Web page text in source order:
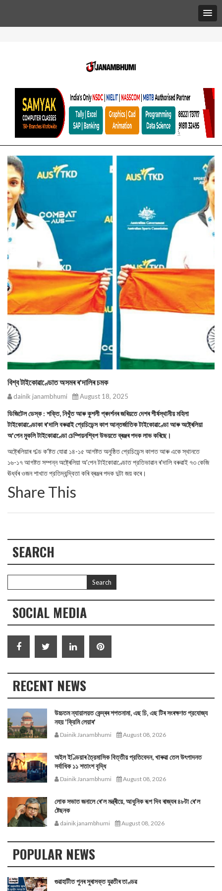
বিশ্ব টাইকোৱাণ্ডোত অসমৰ ৰ'দালিৰ চমক
dainik janambhumi August 18, 2025
ডিজিটেল ডেস্ক : শক্তি, নিখুঁত আৰু কুশলী প্ৰদৰ্শনৰ জৰিয়তে দেশৰ শীর্ষস্থানীয় মহিলা
টাইকোৱাণ্ডোকা ৰ'দালি বৰুৱাই প্রেচিডেন্স কাপ আন্তর্জাতিক টাইকোৱাণ্ডো আৰু অষ্ট্ৰেলিয়া
অ'পেন মুকলি টাইকোৱাণ্ডো চেম্পিয়নশ্বিপ উভয়তে ব্ৰঞ্জৰ পদক লাভ কৰিছে।
অষ্ট্ৰেলিয়াৰ গ'ল্ড ক'ষ্টত যোৱা ১৪-১৫ আগষ্টত অনুষ্ঠিত প্রেচিডেন্স কাপত আৰু একে স্থানতে
১৬-১৭ আগষ্টত সম্পন্ন অষ্ট্ৰেলিয়া অ'পেন টাইকোৱাণ্ডোত প্রতিভাৱান ৰ'দালি বৰুৱাই ৭৩ কেজি
ঊৰ্ধ্বৰ ওজন শাখাত প্রতিদ্বন্দ্বিতা কৰি ব্ৰঞ্জৰ পদক দুটা জয় কৰে।
Share This
SEARCH
SOCIAL MEDIA
RECENT NEWS
উচ্চতম ন্যায়ালয়ত কেন্দ্ৰৰ শপতনামা, এছ চি, এছ টিৰ সংৰক্ষণত প্রযোজ্য
নহয় 'ক্রিমি লেয়াৰ'
Dainik Janambhumi August 08, 2026
অইল ইণ্ডিয়াৰ ত্রৈমাসিক বিত্তীয় প্রতিবেদন, খাৰুৱা তেল উৎপাদনত
সর্বাধিক ১১ শতাংশ বৃদ্ধি
Dainik Janambhumi August 08, 2026
লোক সভাত জনালে ৰে'ল মন্ত্ৰীয়ে, আধুনিক ৰূপ দিব ৰাজ্যৰ ৪৮টা ৰে'ল
ষ্টেছনক
dainik janambhumi August 08, 2026
POPULAR NEWS
গুৱাহাটীত পুনৰ সুৰাসক্ত যুৱতীৰ তাণ্ডৱ